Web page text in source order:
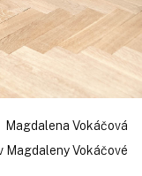
Magdalena Vokáčová
Magdaleny Vokáčové